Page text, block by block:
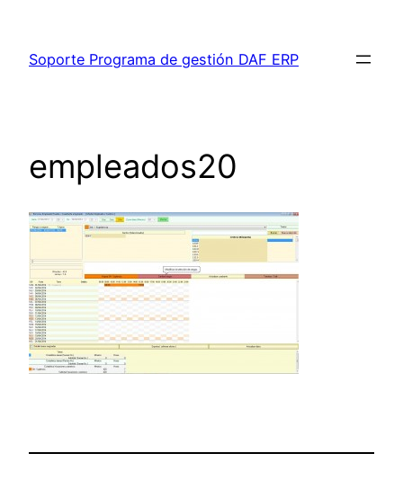
contenido
Soporte Programa de gestión DAF ERP
empleados20